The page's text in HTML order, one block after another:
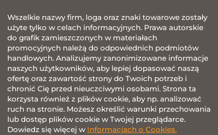
Wszelkie nazwy firm, loga oraz znaki towarowe zostały
użyte tylko w celach informacyjnych. Prawa autorskie
do grafik zamieszczonych w materiałach
promocyjnych należą do odpowiednich podmiotów
handlowych. Analizujemy zanonimizowane informacje
naszych użytkowników, aby lepiej dopasować naszą
ofertę oraz zawartość strony do Twoich potrzeb i
chronić Cię przed nieuczciwymi osobami. Strona ta
korzysta również z plików cookie, aby np. analizować
ruch na stronie. Możesz określić warunki przechowania
lub dostęp plików cookie w Twojej przeglądarce.
Dowiedz się więcej w Informacjach o Cookies.